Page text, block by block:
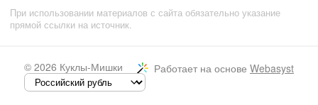
При использовании материалов с сайта обязательно указание
прямой ссылки на источник.
© 2026 Куклы-Мишки Работает на основе Webasyst